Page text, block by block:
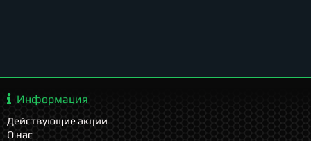
Информация
Действующие акции
О нас